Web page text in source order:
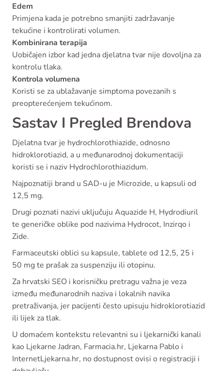
Edem
Primjena kada je potrebno smanjiti zadržavanje
tekućine i kontrolirati volumen.
Kombinirana terapija
Uobičajen izbor kad jedna djelatna tvar nije dovoljna za
kontrolu tlaka.
Kontrola volumena
Koristi se za ublažavanje simptoma povezanih s
preopterećenjem tekućinom.
Sastav I Pregled Brendova
Djelatna tvar je hydrochlorothiazide, odnosno
hidroklorotiazid, a u međunarodnoj dokumentaciji
koristi se i naziv Hydrochlorothiazidum.
Najpoznatiji brand u SAD-u je Microzide, u kapsuli od
12,5 mg.
Drugi poznati nazivi uključuju Aquazide H, Hydrodiuril
te generičke oblike pod nazivima Hydrocot, Inzirqo i
Zide.
Farmaceutski oblici su kapsule, tablete od 12,5, 25 i
50 mg te prašak za suspenziju ili otopinu.
Za hrvatski SEO i korisničku pretragu važna je veza
između međunarodnih naziva i lokalnih navika
pretraživanja, jer pacijenti često upisuju hidroklorotiazid
ili lijek za tlak.
U domaćem kontekstu relevantni su i ljekarnički kanali
kao Ljekarne Jadran, Farmacia.hr, Ljekarna Pablo i
InternetLjekarna.hr, no dostupnost ovisi o registraciji i